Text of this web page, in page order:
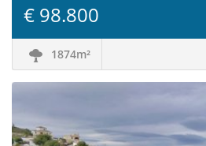
€ 98.800
1874m²